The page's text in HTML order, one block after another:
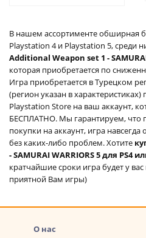
В нашем ассортименте обширная
Playstation 4 и Playstation 5, среди
Additional Weapon set 1 -
которая приобретается по
Игра приобретается в Турецком
(регион указан в
Playstation Store на ваш аккаунт,
БЕСПЛАТНО. Мы гарантируем, что
покупки на аккаунт, игра
без каких-либо проблем. Хотите
- SAMURAI WARRIORS 5 для PS4
кратчайшие сроки игра будет у
приятной Вам игры)
О нас